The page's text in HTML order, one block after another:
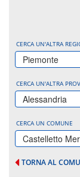
CERCA UN'ALTRA
Piemonte
CERCA UN'ALTRA
Alessandria
CERCA UN COMUNE
Castelletto
TORNA AL